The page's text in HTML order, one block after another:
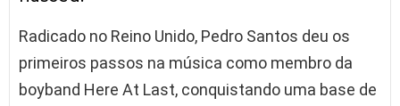
Radicado no Reino Unido, Pedro Santos deu os
primeiros passos na música como membro da
boyband Here At Last, conquistando uma base de